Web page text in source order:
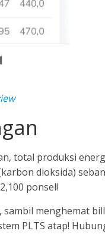
total produksi
dioksida)
ponsel!
menghemat
PLTS atap!